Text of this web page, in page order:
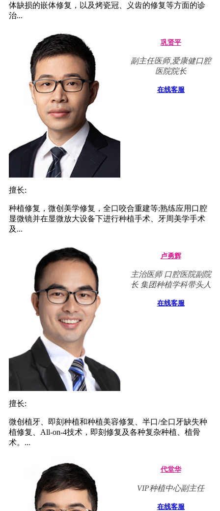
体缺损的嵌体修复，以及烤瓷冠、义齿的修复等方面的诊
治...
巩贤平
副主任医师,爱康健口腔
医院院长
在线客服
擅长:
种植修复，微创美学修复，全口咬合重建等;熟练应用口腔
显微镜并在显微放大设备下进行种植手术、牙周美学手术
及...
卢勇辉
主治医师 口腔医院副院
长 集团种植学科带头人
在线客服
擅长:
微创植牙、即刻种植和种植美容修复、半口/全口牙缺失种
植修复、All-on-4技术，即刻修复及各种复杂种植、植骨
术。...
代堂华
VIP种植中心副主任
在线客服